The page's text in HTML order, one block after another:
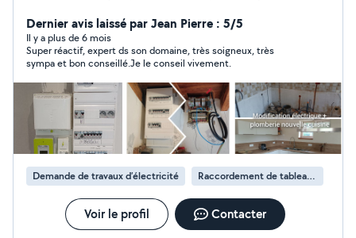
professionnels. ÉLECTRICITÉ : Installation neuve et
Rénovation complète. Mise aux normes (Tableaux,
appareillage). Recherche de panne et Dépannage
rapide. PLOMBERIE : Installation et Rénovation sanitaire
(Salle de bain, cuisine). Pose d'équipements (Chauffe-
eau, robinetterie). Dépannage (Fuites, débouchage).
ÉLECTROTECHNIQUE / MAINTENANCE (Spécialiste
Indus/Agri) Intervention sur les systèmes de pompage
et relevage. Maintenance préventive et curative sur
équipements industriels et agricoles. Motorisations,
automatisme et armoires de commande. SÉCURITÉ &
GARANTIES Entreprise professionnelle déclarée.
Assurance Décennale à jour Facture avec TVA
récupérable (Avantageux pour les professionnels et
Dernier avis laissé par Jean Pierre : 5/5
Il y a plus de 6 mois
Super réactif, expert ds son domaine, très soigneux, très
sympa et bon conseillé.Je le conseil vivement.
Demande de travaux d’électricité Raccordement de tableau électrique
Voir le profil Contacter